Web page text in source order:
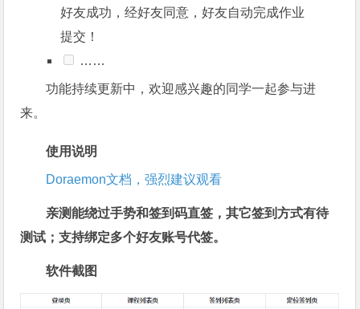
好友成功，经好友同意，好友自动完成作业
提交！
……
功能持续更新中，欢迎感兴趣的同学一起参与进
来。
使用说明
Doraemon文档，强烈建议观看
亲测能绕过手势和签到码直签，其它签到方式有待
测试；支持绑定多个好友账号代签。
软件截图